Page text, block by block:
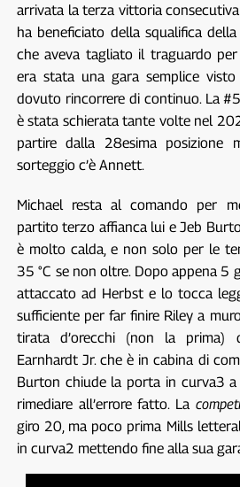
arrivata la terza vittoria
ha beneficiato della squalifica
che aveva tagliato il traguardo
era stata una gara semplice
dovuto rincorrere di continuo. La
è stata schierata tante volte nel
partire dalla 28esima posizione
sorteggio c’è Annett.
Michael resta al comando per
partito terzo affianca lui e Jeb
è molto calda, e non solo per le
35 °C se non oltre. Dopo appena 5
attaccato ad Herbst e lo tocca
sufficiente per far finire Riley a
tirata d’orecchi (non la prima)
Earnhardt Jr. che è in cabina di
Burton chiude la porta in curva3
rimediare all’errore fatto. La
giro 20, ma poco prima Mills
in curva2 mettendo fine alla sua